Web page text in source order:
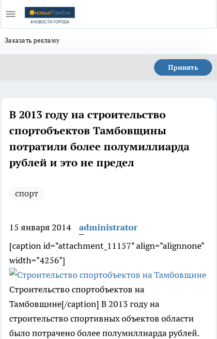
Заказать рекламу
Принять
В 2013 году на строительство
спортобъектов Тамбовщины
потратили более полумиллиарда
рублей и это не предел
спорт
15 января 2014
administrator
[caption id="attachment_11157" align="alignnone"
width="4256"]
Строительство спортобъектов на
Тамбовщине[/caption] В 2013 году на
строительство спортивных объектов области
было потрачено более полумиллиарда рублей.